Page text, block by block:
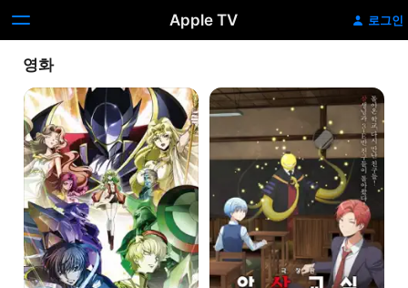
Apple TV 로그인
영화
코드기아스:
부활의
를르슈
극장판
암살교실:
시간